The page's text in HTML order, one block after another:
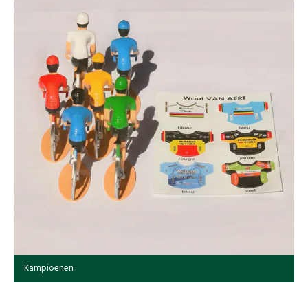
Kampioenen